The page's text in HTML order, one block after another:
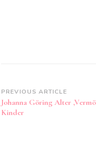
Post
Navigation
PREVIOUS ARTICLE
Johanna Göring Alter
Kinder